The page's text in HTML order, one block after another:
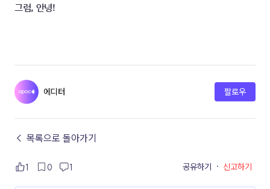
그럼, 안녕!
에디터 팔로우
← 목록으로 돌아가기
1 0 1 공유하기 · 신고하기